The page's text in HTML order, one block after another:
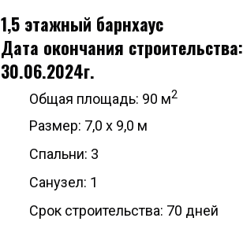
1,5 этажный барнхаус
Дата окончания строительства:
30.06.2024г.
Общая площадь: 90 м2
Размер: 7,0 х 9,0 м
Спальни: 3
Санузел: 1
Срок строительства: 70 дней